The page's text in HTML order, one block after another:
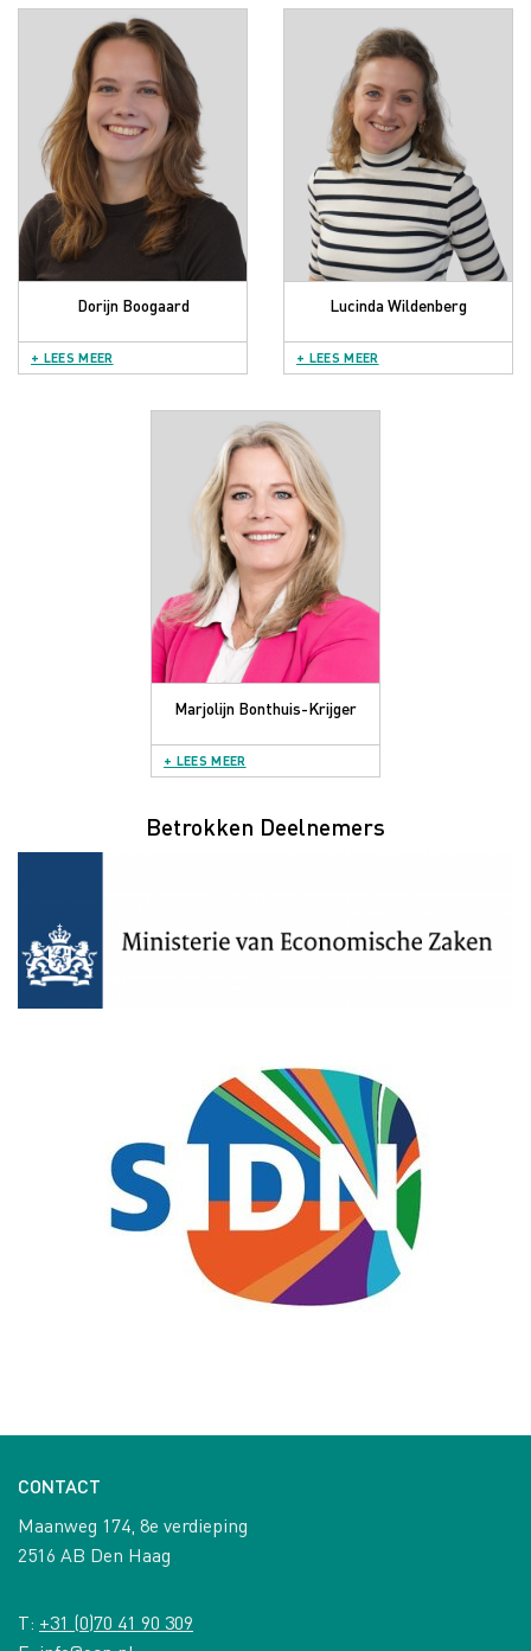
Dorijn Boogaard
+ LEES MEER
Lucinda Wildenberg
+ LEES MEER
Marjolijn Bonthuis-Krijger
+ LEES MEER
Betrokken Deelnemers
CONTACT
Maanweg 174, 8e verdieping
2516 AB Den Haag
T: +31 (0)70 41 90 309